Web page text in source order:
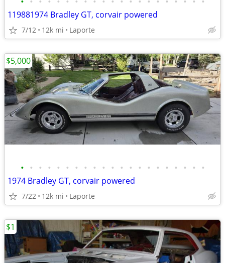
119881974 Bradley GT, corvair powered
7/12 12k mi Laporte
• • • • • • • • • • • • • • • • • • • • •
1974 Bradley GT, corvair powered
7/22 12k mi Laporte
$5,000
$1